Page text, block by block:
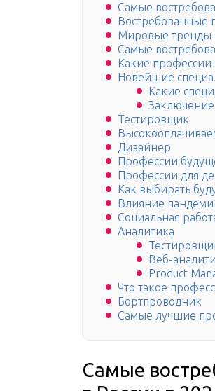
Самые
Востребованные
Мировые тренды
Самые
Какие профессии
Новейшие
Какие
Заключение
Тестировщик
Дизайнер
Профессии
Профессии для
Как выбирать
Влияние
Социальная
Аналитика
Веб-
Product
Что такое
Бортпроводник
Самые лучшие
Самые